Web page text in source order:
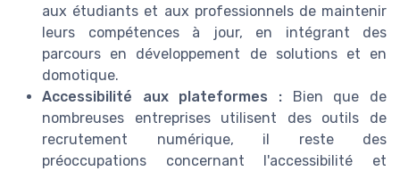
aux étudiants et aux professionnels de maintenir
leurs compétences à jour, en intégrant des
parcours en développement de solutions et en
domotique.
Accessibilité aux plateformes : Bien que de
nombreuses entreprises utilisent des outils de
recrutement numérique, il reste des
préoccupations concernant l'accessibilité et